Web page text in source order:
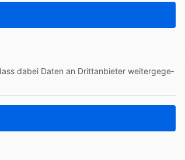
dabei Daten an Dritt­an­bie­ter wei­ter­ge­ge­